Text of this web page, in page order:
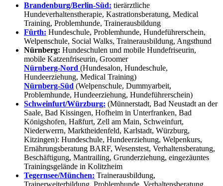
Brandenburg/Berlin-Süd: tierärztliche
Hundeverhaltenstherapie, Kastrationsberatung, Medical
Training, Problemhunde, Trainerausbildung
Fürth: Hundeschule, Problemhunde, Hundeführerschein,
Welpenschule, Social Walks, Trainerausbildung, Angsthund
Nürnberg: Hundeschulen und mobile Hundefriseurin,
mobile Katzenfriseurin, Groomer
Nürnberg-Nord (Hundesalon, Hundeschule,
Hundeerziehung, Medical Training)
Nürnberg-Süd (Welpenschule, Dummyarbeit,
Problemhunde, Hundeerziehung, Hundeführerschein)
Schweinfurt/Würzburg: (Münnerstadt, Bad Neustadt an der
Saale, Bad Kissingen, Hofheim in Unterfranken, Bad
Königshofen, Haßfurt, Zell am Main, Schweinfurt,
Niederwerrn, Marktheidenfeld, Karlstadt, Würzburg,
Kitzingen): Hundeschule, Hundeerziehung, Welpenkurs,
Ernährungsberatung BARF, Wesenstest, Verhaltensberatung,
Beschäftigung, Mantrailing, Grunderziehung, eingezäuntes
Trainingsgelände in Kolitzheim
Tegernsee/München: Trainerausbildung,
Trainerweiterbildung, Problemhunde, Verhaltensberatung,